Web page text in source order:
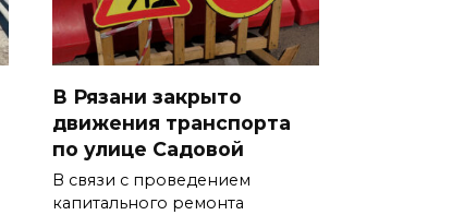
В Рязани закрыто
движения транспорта
по улице Садовой
В связи с проведением
капитального ремонта